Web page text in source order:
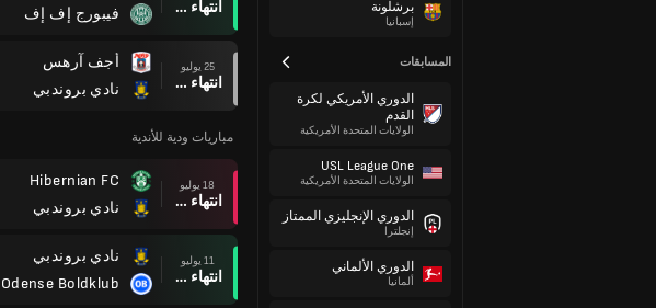
برشلونة
إسبانيا
المسابقات
الدوري الأمريكي لكرة
القدم
الولايات المتحدة الأمريكية
USL League One
الولايات المتحدة الأمريكية
الدوري الإنجليزي الممتاز
إنجلترا
الدوري الألماني
ألمانيا
انتهاء وقت المباراة
فيبورج إف إف
25 يوليو
انتهاء وقت المباراة
أجف آرهس
نادي بروندبي
مباريات ودية للأندية
18 يوليو
انتهاء وقت المباراة
Hibernian FC
نادي بروندبي
11 يوليو
انتهاء وقت المباراة
نادي بروندبي
Odense Boldklub